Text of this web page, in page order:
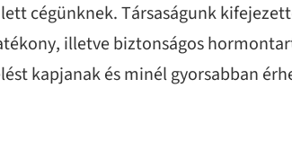
cégünknek. Társaságunk
illetve biztonságos
kapjanak és minél gyorsabban